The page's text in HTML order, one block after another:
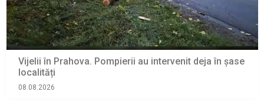
Vijelii în Prahova. Pompierii au intervenit deja în șase
localități
08.08.2026